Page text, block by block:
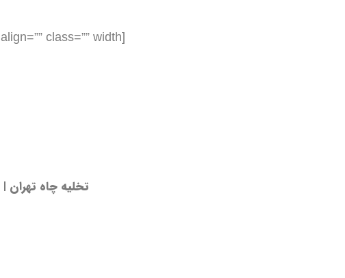
[box type=”success” align=”” class=”” width=””]
تخلیه چاه تهران |